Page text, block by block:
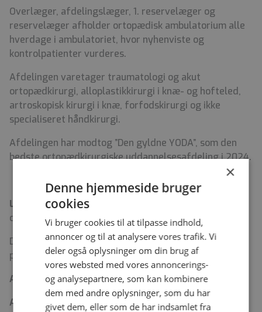
Overlæger, afdelingslæger, 1. reservelæger og
reservelæger afholder ortopædisk ambulatorium alle
hverdage i ambulatoriet, hvor nyhenviste og
kontrolpatienter vurderes.
Afdelingen varetager traumatologi og akut
ortopædkirurgi, alloplastikkirurgi i knæ- og hofteled,
artroskopisk kirurgi i knæ, forfodskirurgi og ikke
specialiseret håndkirurgi.
Afdelingen har modtog ”Den gyldne YODA”, som den
bedste ortopædkirurgiske uddannelsesafdeling i 2024.
Løn- og ansættelsesvilkår:
overenskomst mellem Danske Regioner og YL.
Du kan læse mere om Nykøbing F. Sygehus
på
www.regionsjaelland.dk
Ansøgningsfrist: Fredag den 30.01.26
Ansættelsessamtaler afholdes tirsdag den
×
Denne hjemmeside bruger
cookies
Vi bruger cookies til at tilpasse indhold,
annoncer og til at analysere vores trafik. Vi
deler også oplysninger om din brug af
vores websted med vores annoncerings-
og analysepartnere, som kan kombinere
dem med andre oplysninger, som du har
givet dem, eller som de har indsamlet fra